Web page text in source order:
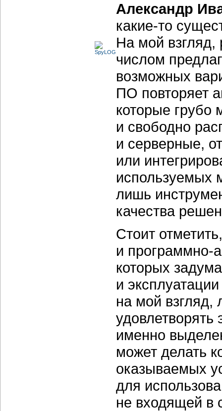
Александр
какие-то
На мой взгляд,
числом
возможных
ПО повторяет
которые грубо
и свободно
и серверные,
или
используемых
лишь
качества
Стоит
и программно-
которых
и
на мой взгляд,
удовлетворять
именно
может делать
оказываемых
для
не входящей в